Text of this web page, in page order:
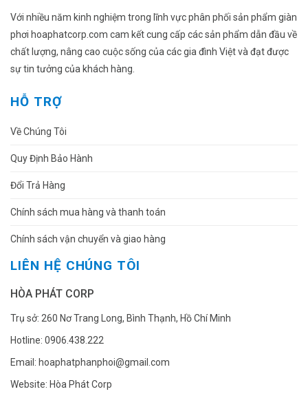
Với nhiều năm kinh nghiệm trong lĩnh vực phân phối sản phẩm giàn
phơi hoaphatcorp.com cam kết cung cấp các sản phẩm dẫn đầu về
chất lượng, nâng cao cuộc sống của các gia đình Việt và đạt được
sự tin tưởng của khách hàng.
HỖ TRỢ
Về Chúng Tôi
Quy Định Bảo Hành
Đổi Trả Hàng
Chính sách mua hàng và thanh toán
Chính sách vận chuyển và giao hàng
LIÊN HỆ CHÚNG TÔI
HÒA PHÁT CORP
Trụ sở: 260 Nơ Trang Long, Bình Thạnh, Hồ Chí Minh
Hotline: 0906.438.222
Email: hoaphatphanphoi@gmail.com
Website: Hòa Phát Corp